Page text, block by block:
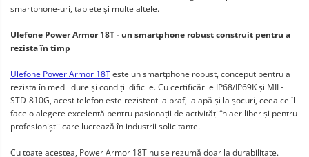
smartphone-uri, tablete și multe altele.
Ulefone Power Armor 18T - un smartphone robust construit pentru a
rezista în timp
Ulefone Power Armor 18Teste un smartphone robust, conceput pentru a
rezista în medii dure și condiții dificile. Cu certificările IP68/IP69K și MIL-
STD-810G, acest telefon este rezistent la praf, la apă și la șocuri, ceea ce îl
face o alegere excelentă pentru pasionații de activități în aer liber și pentru
profesioniștii care lucrează în industrii solicitante.
Cu toate acestea, Power Armor 18T nu se rezumă doar la durabilitate.